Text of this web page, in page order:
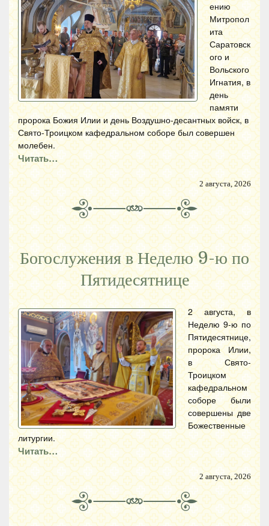
ению
Митропол
ита
Саратовск
ого и
Вольского
Игнатия, в
день
памяти
пророка Божия Илии и день Воздушно-десантных войск, в
Свято-Троицком кафедральном соборе был совершен
молебен.
Читать…
2 августа, 2026
Богослужения в Неделю 9-ю по
Пятидесятнице
2 августа, в
Неделю 9-ю по
Пятидесятнице,
пророка Илии,
в Свято-
Троицком
кафедральном
соборе были
совершены две
Божественные
литургии.
Читать…
2 августа, 2026